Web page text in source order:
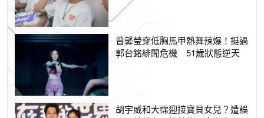
曾馨瑩穿低胸馬甲熱舞辣爆！挺過
郭台銘緋聞危機 51歲狀態逆天
胡宇威和大霈迎接寶貝女兒？遭誤